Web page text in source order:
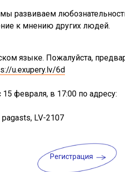
языке. Пожалуйста,
u.exupery.lv/6d
февраля, в 17:00 по адресу:
LV-2107
Регистрация
развиваем
к мнению других людей.